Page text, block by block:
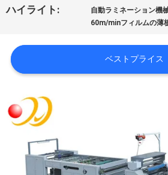
て
工
場
旅
行
ハイライト: 自動ラミネーション機
60m/minフィルムの薄
ベストプライス